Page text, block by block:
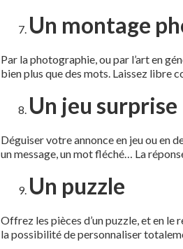
Un montage
Par la photographie, ou par l’art en
bien plus que des mots. Laissez libre
Un jeu surprise
Déguiser votre annonce en jeu ou en
un message, un mot fléché… La
Un puzzle
Offrez les pièces d’un puzzle, et en
la possibilité de personnaliser